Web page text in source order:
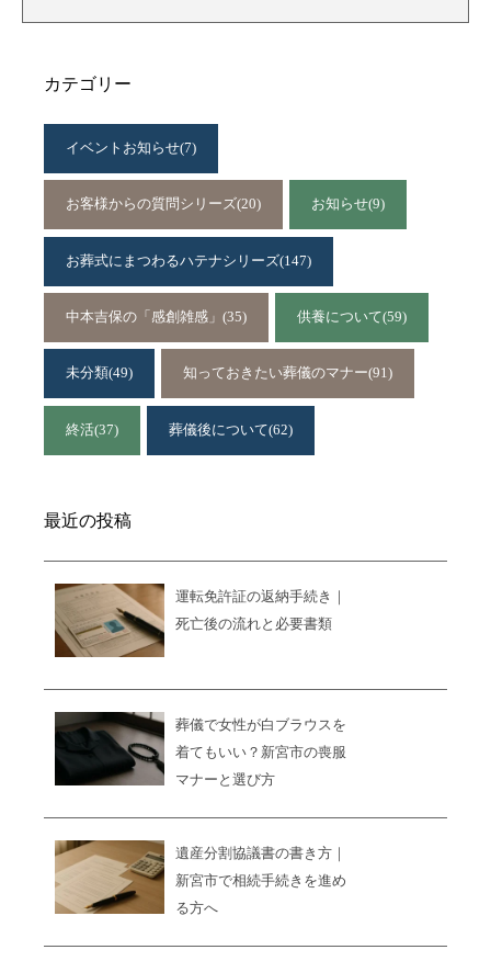
カテゴリー
イベントお知らせ(7)
お客様からの質問シリーズ(20) お知らせ(9)
お葬式にまつわるハテナシリーズ(147)
中本吉保の「感創雑感」 (35) 供養について(59)
未分類(49) 知っておきたい葬儀のマナー(91)
終活(37) 葬儀後について(62)
最近の投稿
運転免許証の返納手続き｜
死亡後の流れと必要書類
葬儀で女性が白ブラウスを
着てもいい？新宮市の喪服
マナーと選び方
遺産分割協議書の書き方｜
新宮市で相続手続きを進め
る方へ